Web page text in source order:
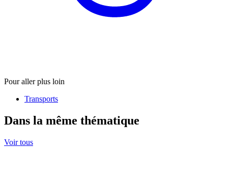
Pour aller plus loin
Transports
Dans la même thématique
Voir tous